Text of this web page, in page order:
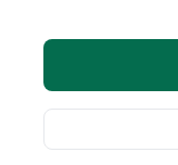
og udvalgt 7 af de
en bestemt type
bedste valg